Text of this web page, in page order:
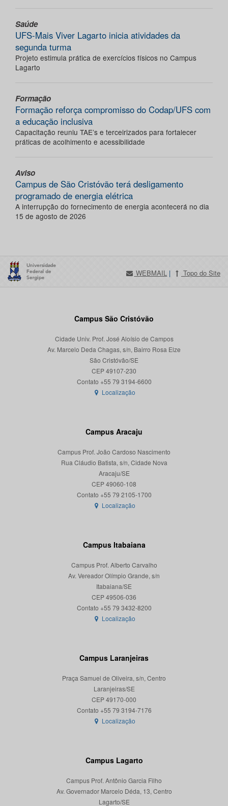
Saúde
UFS-Mais Viver Lagarto inicia atividades da
segunda turma
Projeto estimula prática de exercícios físicos no Campus
Lagarto
Formação
Formação reforça compromisso do Codap/UFS com
a educação inclusiva
Capacitação reuniu TAE’s e terceirizados para fortalecer
práticas de acolhimento e acessibilidade
Aviso
Campus de São Cristóvão terá desligamento
programado de energia elétrica
A interrupção do fornecimento de energia acontecerá no dia
15 de agosto de 2026
WEBMAIL | Topo do Site
Campus São Cristóvão
Cidade Univ. Prof. José Aloísio de Campos
Av. Marcelo Deda Chagas, s/n, Bairro Rosa Elze
São Cristóvão/SE
CEP 49107-230
Localização
Campus Aracaju
Campus Prof. João Cardoso Nascimento
Rua Cláudio Batista, s/n, Cidade Nova
Aracaju/SE
CEP 49060-108
Localização
Campus Itabaiana
Campus Prof. Alberto Carvalho
Av. Vereador Olímpio Grande, s/n
Itabaiana/SE
CEP 49506-036
Localização
Campus Laranjeiras
Praça Samuel de Oliveira, s/n, Centro
Laranjeiras/SE
CEP 49170-000
Localização
Campus Lagarto
Campus Prof. Antônio Garcia Filho
Av. Governador Marcelo Déda, 13, Centro
Lagarto/SE